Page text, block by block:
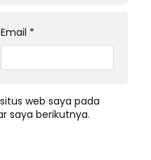
Email *
web saya pada
saya berikutnya.